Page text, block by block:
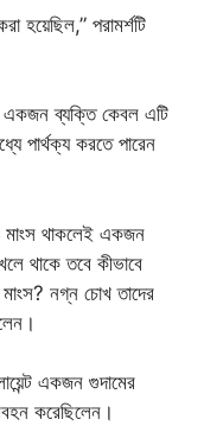
হয়েছিল,” পরামর্শটি
একজন ব্যক্তি কেবল এটি
পার্থক্য করতে পারেন
থাকলেই একজন
থাকে তবে কীভাবে
মাংস? নগ্ন চোখ তাদের
একজন গুদামের
করেছিলেন।